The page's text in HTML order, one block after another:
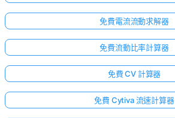
免費電流流動求解器
免費流動比率計算器
免費 CV 計算器
免費 Cytiva 流速計算器